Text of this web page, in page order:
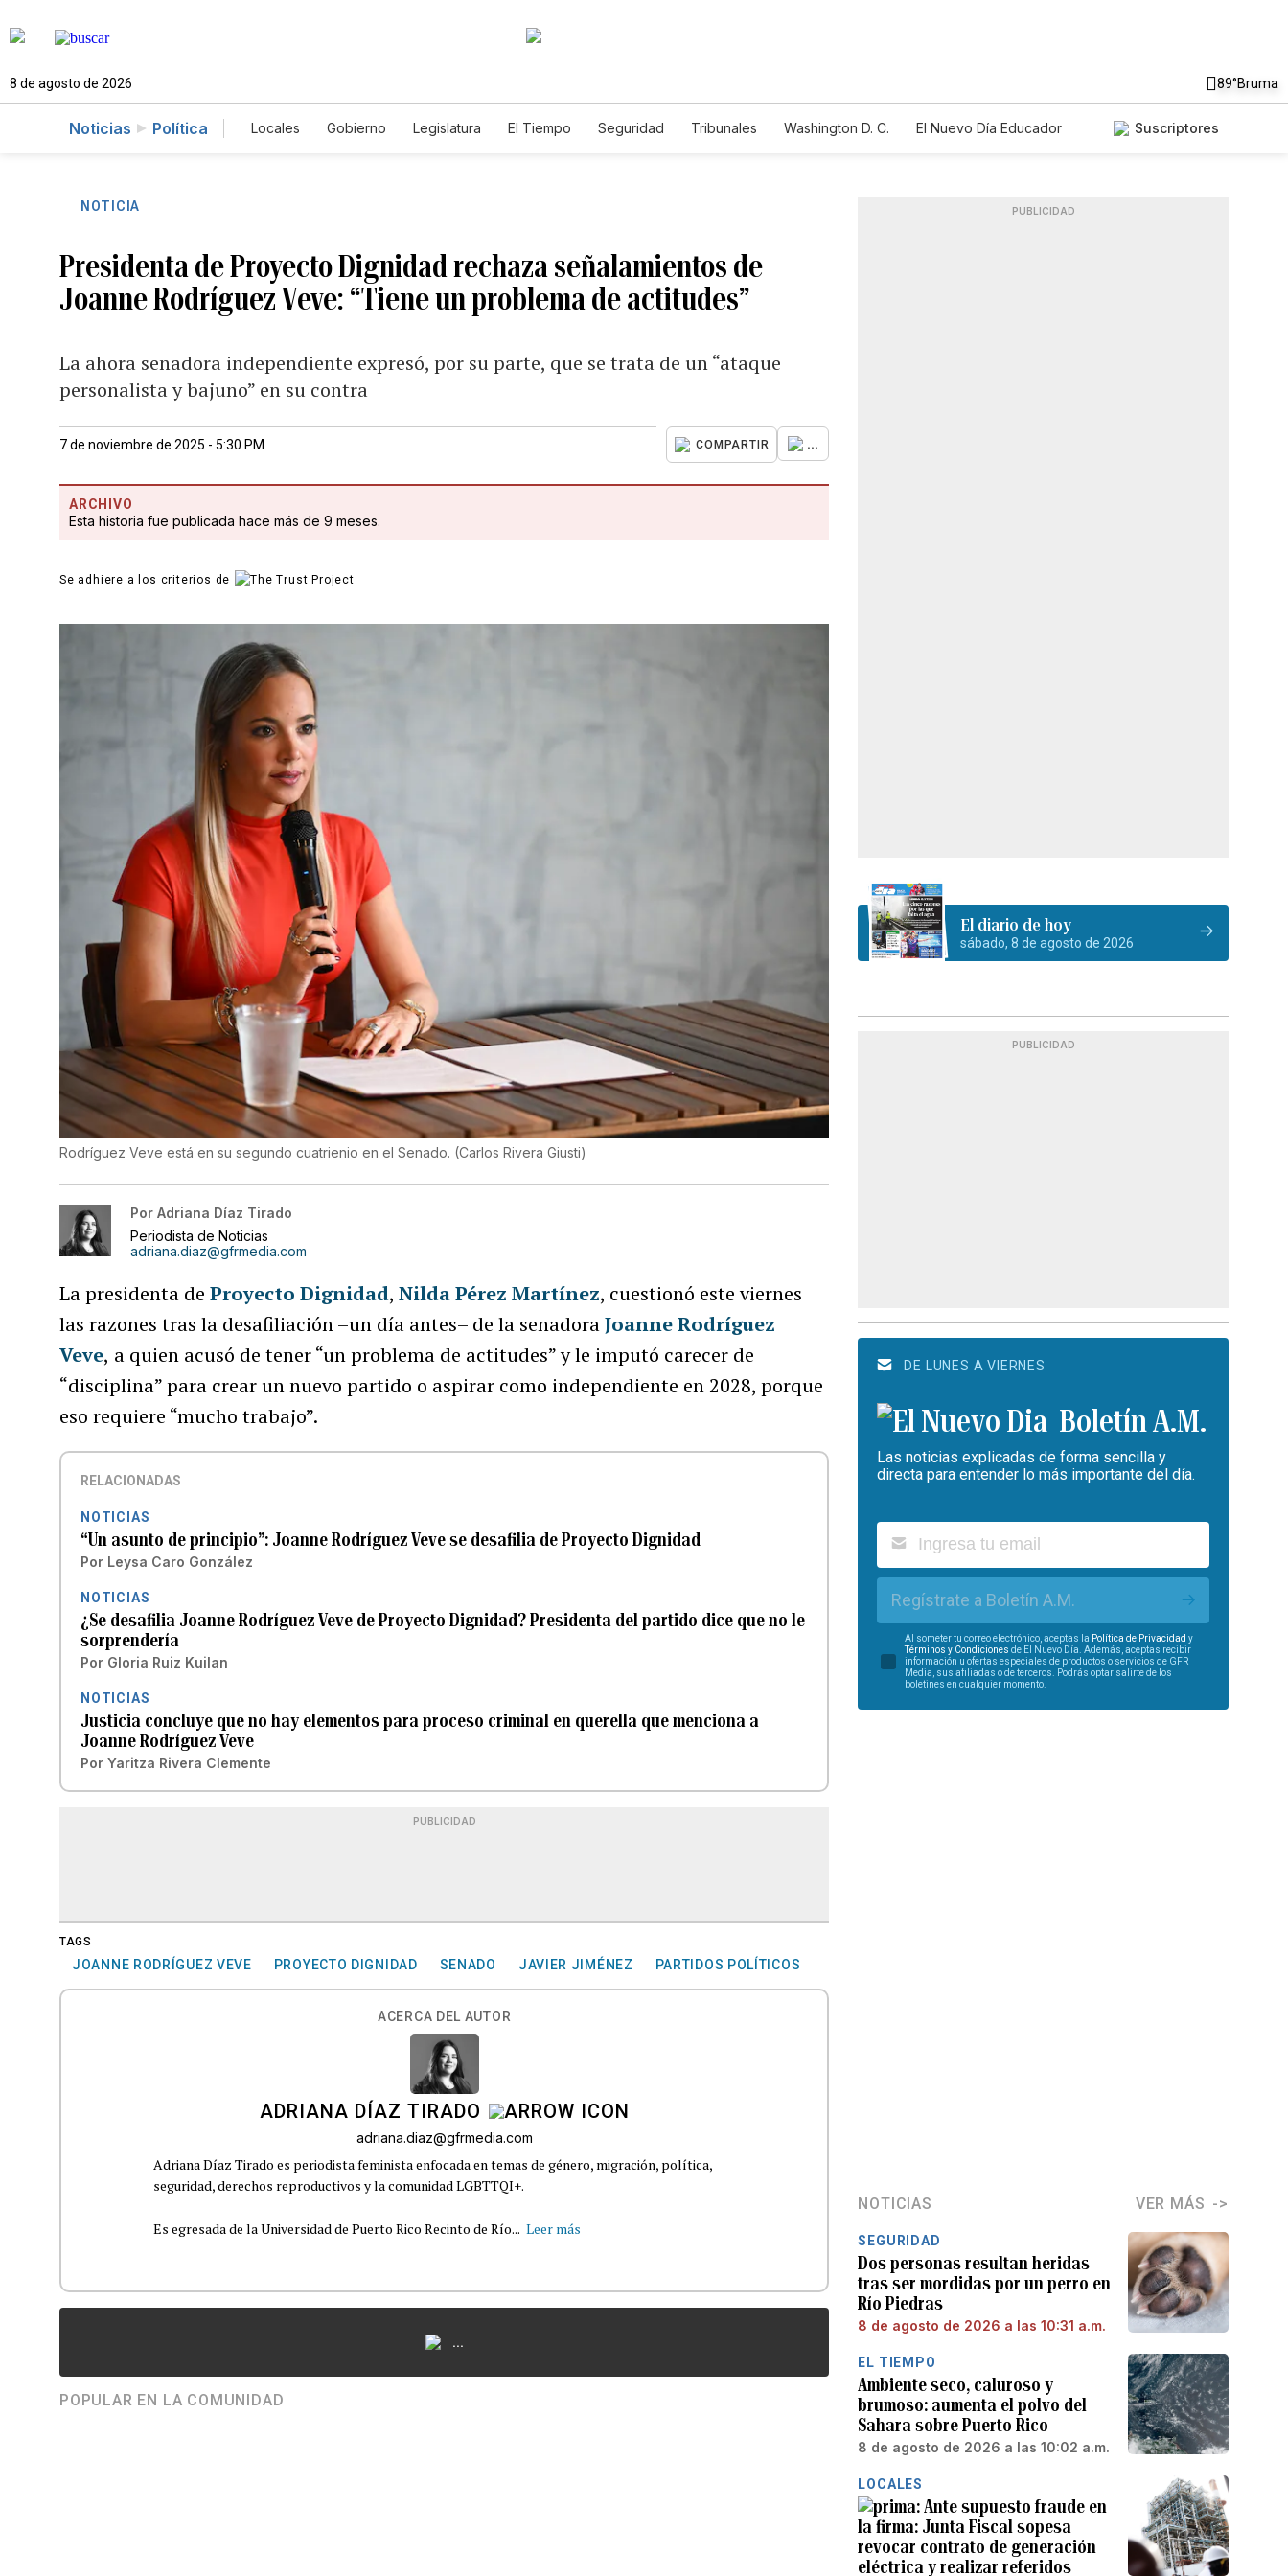
8 de agosto de 2026 89°Bruma
Noticias Política Locales Gobierno Legislatura El Tiempo Seguridad Tribunales Washington D. C.
El Nuevo Día Educador
Suscriptores
NOTICIA
Presidenta de Proyecto Dignidad rechaza señalamientos de
Joanne Rodríguez Veve: “Tiene un problema de actitudes”
La ahora senadora independiente expresó, por su parte, que se trata de un “ataque
personalista y bajuno” en su contra
7 de noviembre de 2025 - 5:30 PM COMPARTIR ...
ARCHIVO
Esta historia fue publicada hace más de 9 meses.
Se adhiere a los criterios de
Rodríguez Veve está en su segundo cuatrienio en el Senado. (Carlos Rivera Giusti)
Por Adriana Díaz Tirado
Periodista de Noticias
adriana.diaz@gfrmedia.com
La presidenta deProyecto Dignidad,Nilda Pérez Martínez, cuestionó este viernes
las razones tras la desafiliación –un día antes– de la senadoraJoanne Rodríguez
Veve, a quien acusó de tener “un problema de actitudes” y le imputó carecer de
“disciplina” para crear un nuevo partido o aspirar como independiente en 2028, porque
eso requiere “mucho trabajo”.
RELACIONADAS
NOTICIAS
“Un asunto de principio”: Joanne Rodríguez Veve se desafilia de Proyecto Dignidad
Por Leysa Caro González
NOTICIAS
¿Se desafilia Joanne Rodríguez Veve de Proyecto Dignidad? Presidenta del partido dice que no le
sorprendería
Por Gloria Ruiz Kuilan
NOTICIAS
Justicia concluye que no hay elementos para proceso criminal en querella que menciona a
Joanne Rodríguez Veve
Por Yaritza Rivera Clemente
PUBLICIDAD
TAGS
JOANNE RODRÍGUEZ VEVE PROYECTO DIGNIDAD SENADO JAVIER JIMÉNEZ PARTIDOS POLÍTICOS
ACERCA DEL AUTOR
ADRIANA DÍAZ TIRADO
adriana.diaz@gfrmedia.com
Adriana Díaz Tirado es periodista feminista enfocada en temas de género, migración, política,
seguridad, derechos reproductivos y la comunidad LGBTTQI+.
Es egresada de la Universidad de Puerto Rico Recinto de Río... Leer más
...
POPULAR EN LA COMUNIDAD
PUBLICIDAD
El diario de hoy
sábado, 8 de agosto de 2026
PUBLICIDAD
DE LUNES A VIERNES
Boletín A.M.
Las noticias explicadas de forma sencilla y
directa para entender lo más importante del día.
Regístrate a Boletín A.M.
Al someter tu correo electrónico, aceptas la Política de Privacidad y
Términos y Condiciones de El Nuevo Día. Además, aceptas recibir
información u ofertas especiales de productos o servicios de GFR
Media, sus afiliadas o de terceros. Podrás optar salirte de los
boletines en cualquier momento.
NOTICIAS VER MÁS
SEGURIDAD
Dos personas resultan heridas
tras ser mordidas por un perro en
Río Piedras
8 de agosto de 2026 a las 10:31 a.m.
EL TIEMPO
Ambiente seco, caluroso y
brumoso: aumenta el polvo del
Sahara sobre Puerto Rico
8 de agosto de 2026 a las 10:02 a.m.
LOCALES
Ante supuesto fraude en
la firma: Junta Fiscal sopesa
revocar contrato de generación
eléctrica y realizar referidos